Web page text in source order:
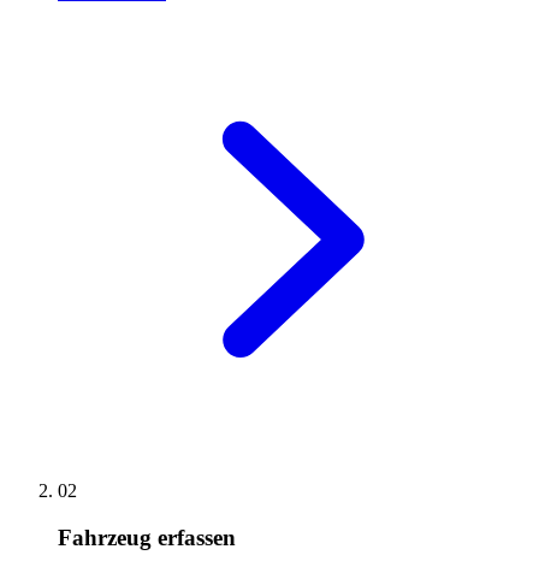
02
Fahrzeug erfassen